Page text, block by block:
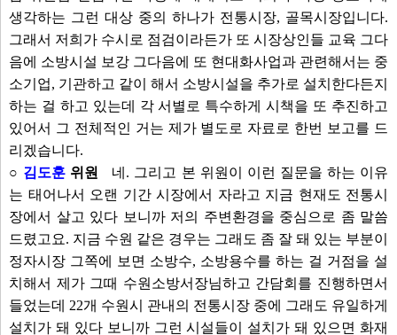
생각하는 그런 대상 중의 하나가 전통시장, 골목시장입니다.
그래서 저희가 수시로 점검이라든가 또 시장상인들 교육 그다
음에 소방시설 보강 그다음에 또 현대화사업과 관련해서는 중
소기업, 기관하고 같이 해서 소방시설을 추가로 설치한다든지
하는 걸 하고 있는데 각 서별로 특수하게 시책을 또 추진하고
있어서 그 전체적인 거는 제가 별도로 자료로 한번 보고를 드
리겠습니다.
○ 김도훈 위원
네. 그리고 본 위원이 이런 질문을 하는 이유
는 태어나서 오랜 기간 시장에서 자라고 지금 현재도 전통시
장에서 살고 있다 보니까 저의 주변환경을 중심으로 좀 말씀
드렸고요. 지금 수원 같은 경우는 그래도 좀 잘 돼 있는 부분이
정자시장 그쪽에 보면 소방수, 소방용수를 하는 걸 거점을 설
치해서 제가 그때 수원소방서장님하고 간담회를 진행하면서
들었는데 22개 수원시 관내의 전통시장 중에 그래도 유일하게
설치가 돼 있다 보니까 그런 시설들이 설치가 돼 있으면 화재